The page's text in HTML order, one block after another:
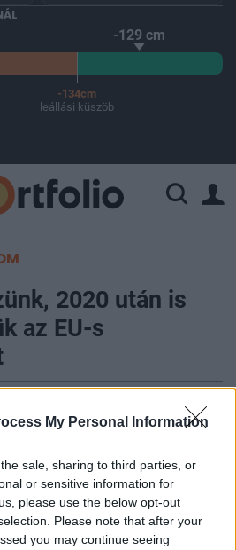
My Personal Information
sale, sharing to third parties, or
or sensitive information for
please use the below opt-out
Please note that after your
you may continue seeing
-129 cm
-134cm
leállási küszöb
2020 után is
az EU-s
is lehessen jelentős
közben pedig az EU-
a politikai mellett anyagi
helyezni a renitens